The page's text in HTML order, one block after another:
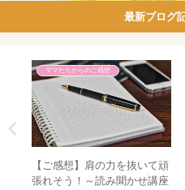
最新ブログ
ママたちからのご感想
【ご感想】肩の力を抜いて頑
張れそう！～読み聞かせ講座